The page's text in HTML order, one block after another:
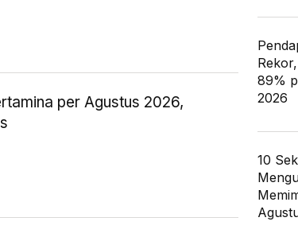
per Agustus 2026,
89%
2026
10